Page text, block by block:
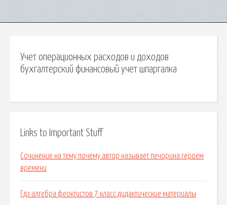
Учет операционных расходов и доходов
бухгалтерский финансовый учет шпаргалка
Links to Important Stuff
Сочинение на тему почему автор называет печорина героем
времени
Гдз алгебра феоктистов 7 класс дидактические материалы